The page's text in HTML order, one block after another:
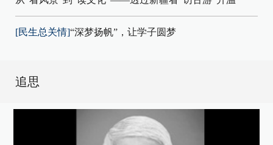
[民生总关情]“深梦扬帆”，让学子圆梦
追思